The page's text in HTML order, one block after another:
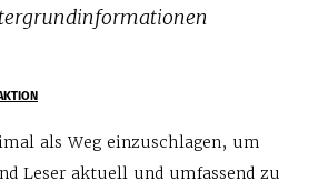
als Weg einzuschlagen, um
Leser aktuell und umfassend zu